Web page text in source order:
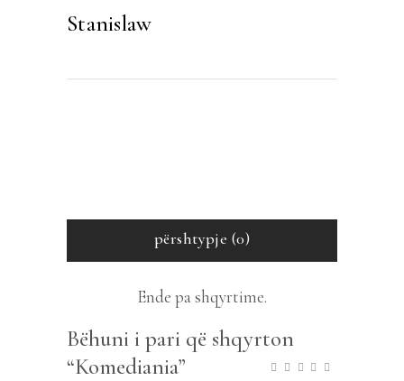
Stanislaw
përshtypje (0)
Ende pa shqyrtime.
Bëhuni i pari që shqyrton
“Komediania”